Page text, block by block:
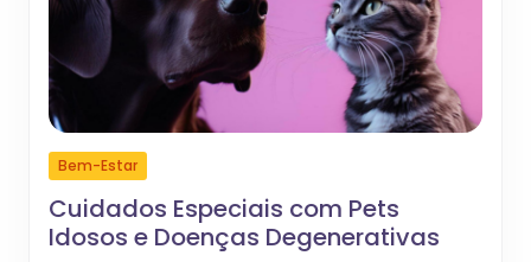
Bem-Estar
Cuidados Especiais com Pets
Idosos e Doenças Degenerativas